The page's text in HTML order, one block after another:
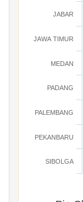
JABAR
JAWA TIMUR
MEDAN
PADANG
PALEMBANG
PEKANBARU
SIBOLGA